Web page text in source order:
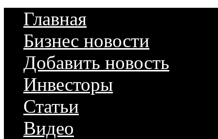
Главная
Бизнес новости
Добавить новость
Инвесторы
Статьи
Видео